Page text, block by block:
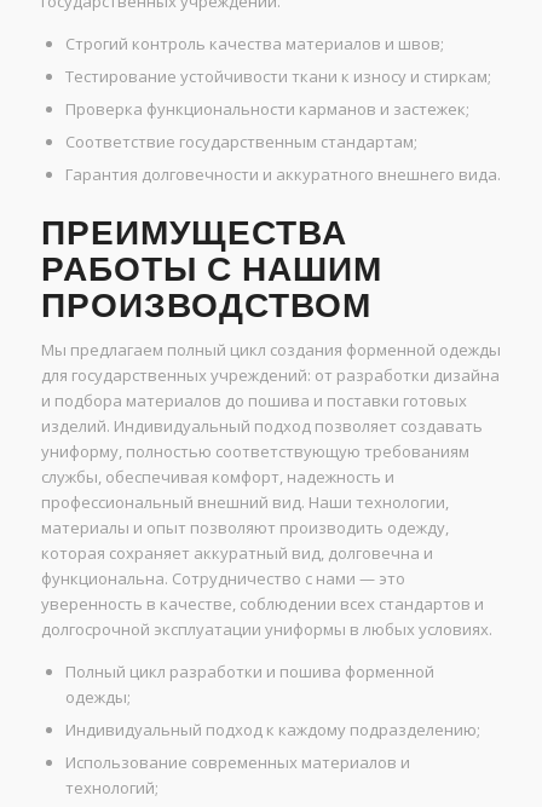
Строгий контроль качества материалов и швов;
Тестирование устойчивости ткани к износу и стиркам;
Проверка функциональности карманов и застежек;
Соответствие государственным стандартам;
Гарантия долговечности и аккуратного внешнего вида.
ПРЕИМУЩЕСТВА
РАБОТЫ С НАШИМ
ПРОИЗВОДСТВОМ
Мы предлагаем полный цикл создания форменной одежды
для государственных учреждений: от разработки дизайна
и подбора материалов до пошива и поставки готовых
изделий. Индивидуальный подход позволяет создавать
униформу, полностью соответствующую требованиям
службы, обеспечивая комфорт, надежность и
профессиональный внешний вид. Наши технологии,
материалы и опыт позволяют производить одежду,
которая сохраняет аккуратный вид, долговечна и
функциональна. Сотрудничество с нами — это
уверенность в качестве, соблюдении всех стандартов и
долгосрочной эксплуатации униформы в любых условиях.
Полный цикл разработки и пошива форменной
одежды;
Индивидуальный подход к каждому подразделению;
Использование современных материалов и
технологий;